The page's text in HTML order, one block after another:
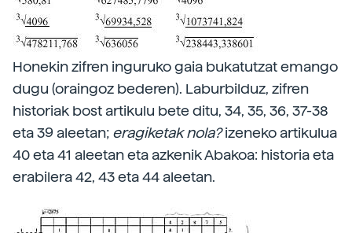
Honekin zifren inguruko gaia bukatutzat emango
dugu (oraingoz bederen). Laburbilduz, zifren
historiak bost artikulu bete ditu, 34, 35, 36, 37-38
eta 39 aleetan; eragiketak nola?izeneko artikulua
40 eta 41 aleetan eta azkenik Abakoa: historia eta
erabilera 42, 43 eta 44 aleetan.